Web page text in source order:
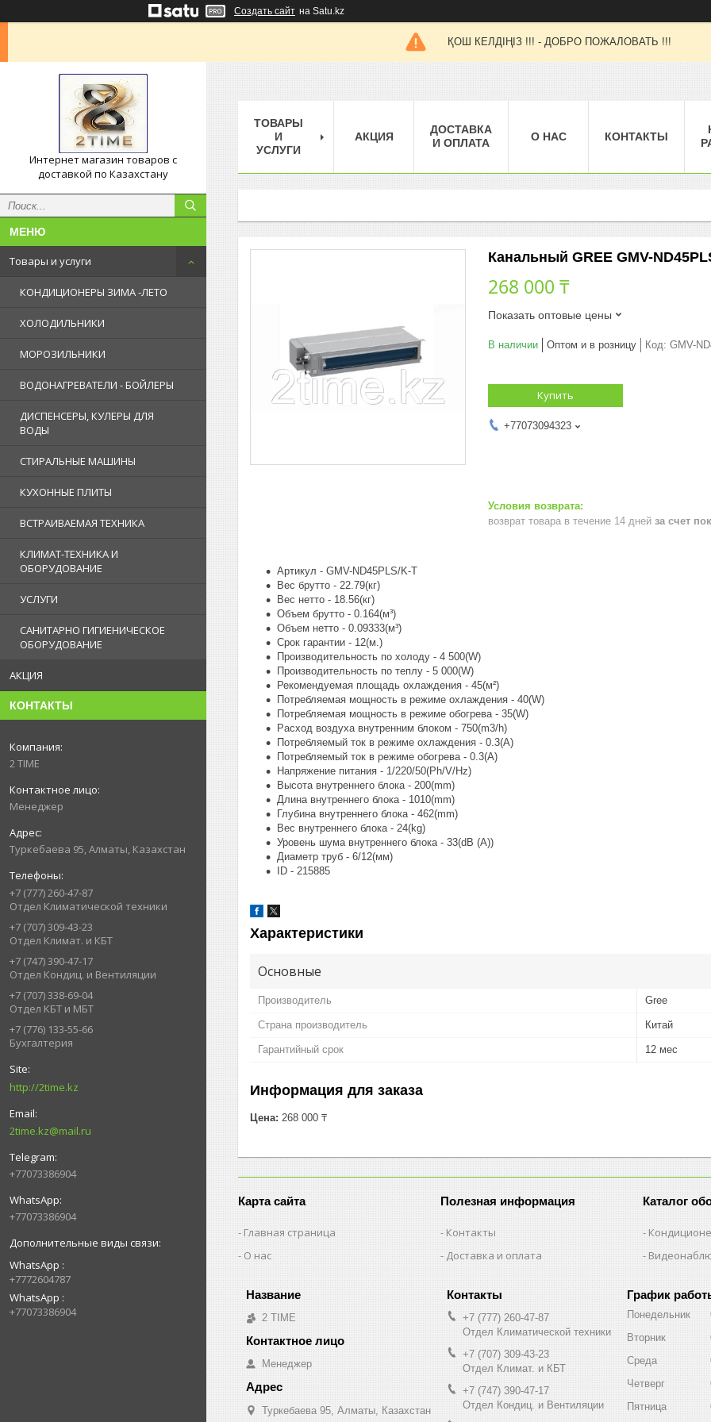
Создать сайт на Satu.kz
ҚОШ КЕЛДІҢІЗ !!! - ДОБРО ПОЖАЛОВАТЬ !!!
Интернет магазин товаров с
доставкой по Казахстану
Товары и услуги
КОНДИЦИОНЕРЫ ЗИМА -ЛЕТО
ХОЛОДИЛЬНИКИ
МОРОЗИЛЬНИКИ
ВОДОНАГРЕВАТЕЛИ - БОЙЛЕРЫ
ДИСПЕНСЕРЫ, КУЛЕРЫ ДЛЯ
ВОДЫ
СТИРАЛЬНЫЕ МАШИНЫ
КУХОННЫЕ ПЛИТЫ
ВСТРАИВАЕМАЯ ТЕХНИКА
КЛИМАТ-ТЕХНИКА И
ОБОРУДОВАНИЕ
УСЛУГИ
САНИТАРНО ГИГИЕНИЧЕСКОЕ
ОБОРУДОВАНИЕ
АКЦИЯ
КОНТАКТЫ
2 TIME
Менеджер
Туркебаева 95, Алматы, Казахстан
+7 (777) 260-47-87
Отдел Климатической техники
+7 (707) 309-43-23
Отдел Климат. и КБТ
+7 (747) 390-47-17
Отдел Кондиц. и Вентиляции
+7 (707) 338-69-04
Отдел КБТ и МБТ
+7 (776) 133-55-66
Бухгалтерия
http://2time.kz
2time.kz@mail.ru
+77073386904
+77073386904
WhatsApp
+7772604787
WhatsApp
+77073386904
ТОВАРЫ
И
УСЛУГИ
АКЦИЯ
ДОСТАВКА
И ОПЛАТА
О НАС КОНТАКТЫ
Канальный GREE GMV-
268 000 ₸
Показать оптовые цены
В наличии Оптом и в розницу Код: GMV-
Купить
+77073094323
возврат товара в течение 14 дней за счет
Артикул - GMV-ND45PLS/K-T
Вес брутто - 22.79(кг)
Вес нетто - 18.56(кг)
Объем брутто - 0.164(м³)
Объем нетто - 0.09333(м³)
Срок гарантии - 12(м.)
Производительность по холоду - 4 500(W)
Производительность по теплу - 5 000(W)
Рекомендуемая площадь охлаждения - 45(м²)
Потребляемая мощность в режиме охлаждения - 40(W)
Потребляемая мощность в режиме обогрева - 35(W)
Расход воздуха внутренним блоком - 750(m3/h)
Потребляемый ток в режиме охлаждения - 0.3(A)
Потребляемый ток в режиме обогрева - 0.3(A)
Напряжение питания - 1/220/50(Ph/V/Hz)
Высота внутреннего блока - 200(mm)
Длина внутреннего блока - 1010(mm)
Глубина внутреннего блока - 462(mm)
Вес внутреннего блока - 24(kg)
Уровень шума внутреннего блока - 33(dB (A))
Диаметр труб - 6/12(мм)
ID - 215885
Характеристики
Основные
Производитель Gree
Страна производитель Китай
Гарантийный срок 12 мес
Информация для заказа
Цена: 268 000 ₸
Карта сайта
Главная страница
О нас
Полезная информация
Контакты
Доставка и оплата
Каталог
2 TIME
Менеджер
Туркебаева 95, Алматы, Казахстан
+7 (777) 260-47-87
Отдел Климатической техники
+7 (707) 309-43-23
Отдел Климат. и КБТ
+7 (747) 390-47-17
Отдел Кондиц. и Вентиляции
График
Понедельник
Вторник
Среда
Четверг
Пятница